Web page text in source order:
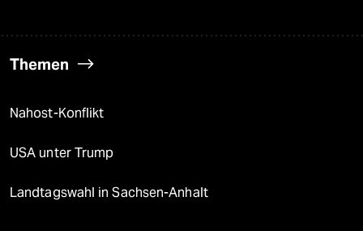
Themen
Nahost-Konflikt
USA unter Trump
Landtagswahl in Sachsen-Anhalt